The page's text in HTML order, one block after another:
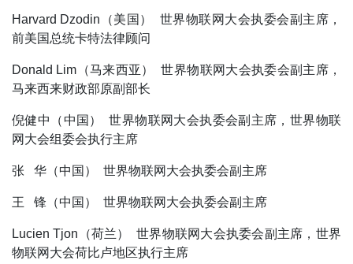
Harvard Dzodin（美国） 世界物联网大会执委会副主席，
前美国总统卡特法律顾问
Donald Lim（马来西亚） 世界物联网大会执委会副主席，
马来西来财政部原副部长
倪健中（中国） 世界物联网大会执委会副主席，世界物联
网大会组委会执行主席
张 华（中国） 世界物联网大会执委会副主席
王 锋（中国） 世界物联网大会执委会副主席
Lucien Tjon（荷兰） 世界物联网大会执委会副主席，世界
物联网大会荷比卢地区执行主席